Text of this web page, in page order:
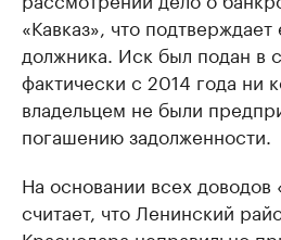
«Кавказ», что подтверждает
должника. Иск был подан в
фактически с 2014 года ни
владельцем не были
погашению задолженности.
На основании всех доводов
считает, что Ленинский